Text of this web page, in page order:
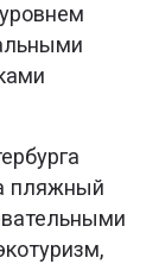
пляжный